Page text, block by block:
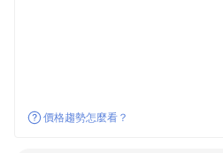
價格趨勢怎麼看？